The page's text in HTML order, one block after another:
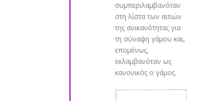
συμπεριλαμβανόταν
στη λίστα των αιτιών
της ανικανότητας για
τη σύναψη γάμου και,
επομένως,
εκλαμβανόταν ως
κανονικός ο γάμος.